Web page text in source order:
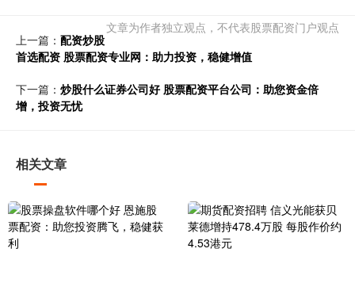
文章为作者独立观点，不代表股票配资门户观点
上一篇： 配资炒股
首选配资 股票配资专业网：助力投资，稳健增值
下一篇： 炒股什么证券公司好 股票配资平台公司：助您资金倍
增，投资无忧
相关文章